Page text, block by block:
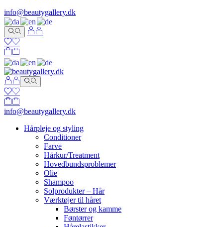
info@beautygallery.dk
info@beautygallery.dk
Hårpleje og styling
Conditioner
Farve
Hårkur/Treatment
Hovedbundsproblemer
Olie
Shampoo
Solprodukter – Hår
Værktøjer til håret
Børster og kamme
Føntørrer